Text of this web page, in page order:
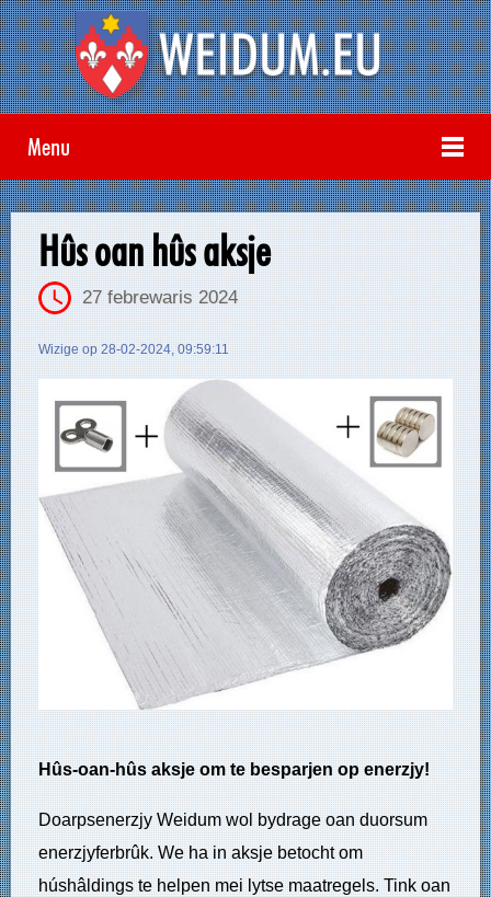
Menu
Hûs oan hûs aksje
27 febrewaris 2024
Wizige op 28-02-2024, 09:59:11
Hûs-oan-hûs aksje om te besparjen op enerzjy!
Doarpsenerzjy Weidum wol bydrage oan duorsum
enerzjyferbrûk. We ha in aksje betocht om
húshâldings te helpen mei lytse maatregels. Tink oan